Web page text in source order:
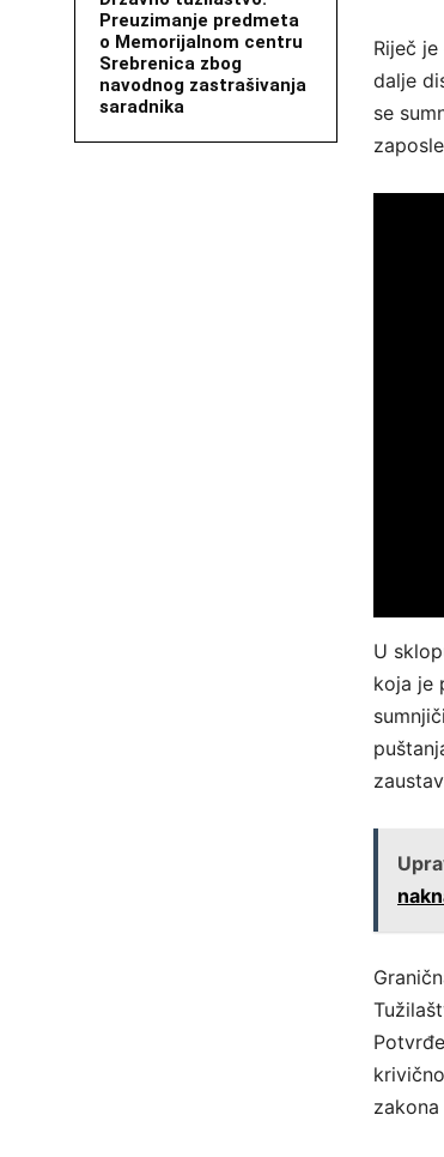
Preuzimanje predmeta
o Memorijalnom centru
Srebrenica zbog
navodnog zastrašivanja
saradnika
Riječ
dalje
se
U
koja je
zakona